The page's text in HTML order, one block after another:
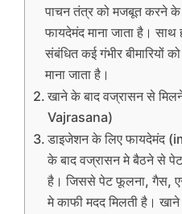
पाचन तंत्र को मजबूत करने के
फायदेमंद माना जाता है।
संबंधित कई गंभीर बीमारियों
माना जाता है।
खाने के बाद वज्रासन से
Vajrasana)
डाइजेशन के लिए फायदेमंद
के बाद वज्रासन मे बैठने से
है। जिससे पेट फूलना, गैस,
मे काफी मदद मिलती है।